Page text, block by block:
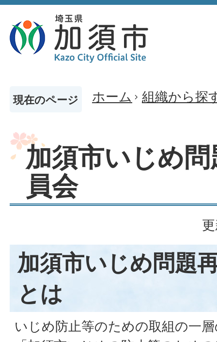
現在のページ ホーム 組織から探
加須市いじめ
員会
加須市いじめ問題
とは
いじめ防止等のための取組の一